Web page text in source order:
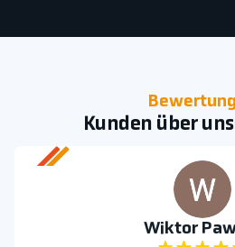
Kunden über
Wiktor